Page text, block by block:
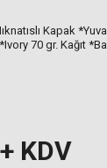
Kapak
70 gr. Kağıt
KDV